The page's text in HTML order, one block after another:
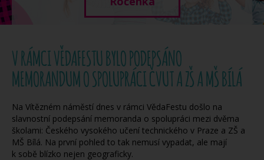
V RÁMCI VĚDAFESTU BYLO PODEPSÁNO
MEMORANDUM O SPOLUPRÁCI ČVUT A ZŠ A MŠ BÍLÁ
Na Vítězném náměstí dnes v rámci VědaFestu došlo na
slavnostní podepsání memoranda o spolupráci mezi dvěma
školami: Českého vysokého učení technického v Praze a ZŠ a
MŠ Bílá. Na první pohled to tak nemusí vypadat, ale mají
k sobě blízko nejen geograficky.